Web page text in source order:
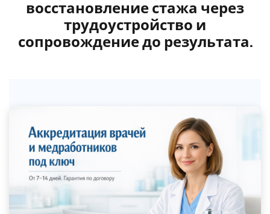
восстановление стажа через
трудоустройство и
сопровождение до результата.